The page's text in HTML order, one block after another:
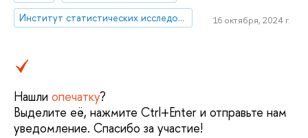
Институт статистических исследований и экономики знаний
16 октября, 2024 г.
Нашли опечатку?
Выделите её, нажмите Ctrl+Enter и отправьте нам
уведомление. Спасибо за участие!